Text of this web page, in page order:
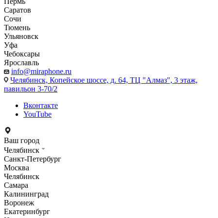
Саратов
Сочи
Тюмень
Ульяновск
Уфа
Чебоксары
Ярославль
info@miraphone.ru
Челябинск, Копейское шоссе, д. 64, ТЦ "Алмаз", 3 этаж,
павильон 3-70/2
Вконтакте
YouTube
Ваш город
Челябинск
Санкт-Петербург
Москва
Челябинск
Самара
Калининград
Воронеж
Екатеринбург